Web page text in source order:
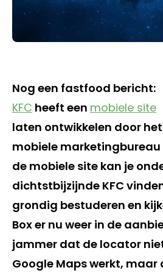
Nog een fastfood bericht:
KFC heeft een mobiele site
laten ontwikkelen door
mobiele marketingbureau
de mobiele site kan je
dichtstbijzijnde KFC
grondig bestuderen en
Box er nu weer in de
jammer dat de locator
Google Maps werkt,